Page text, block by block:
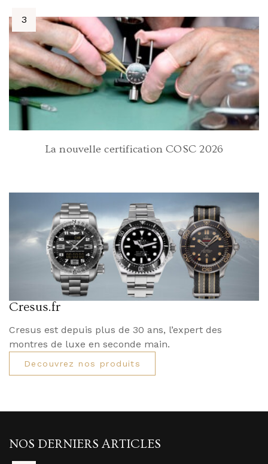
La nouvelle certification COSC 2026
Cresus.fr
Cresus est depuis plus de 30 ans, l’expert des
montres de luxe en seconde main.
Decouvrez nos produits
NOS DERNIERS ARTICLES